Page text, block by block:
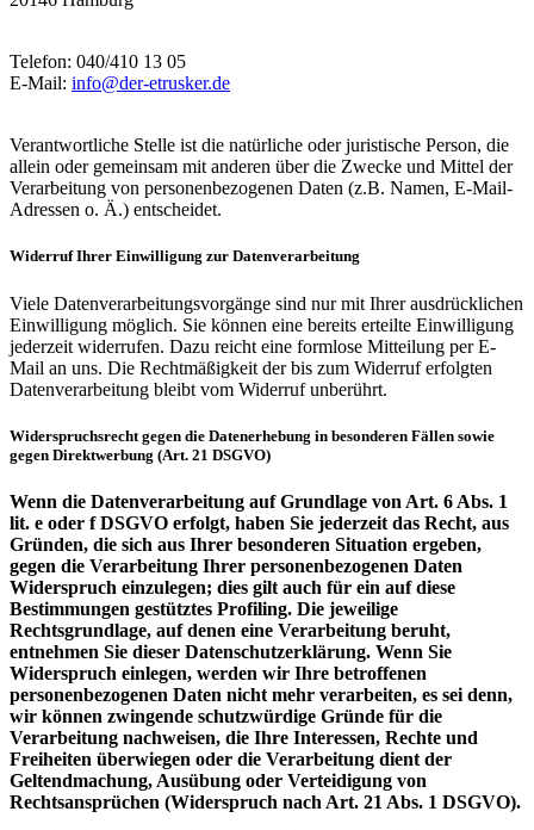
Telefon: 040/410 13 05
E-Mail: info@der-etrusker.de
Verantwortliche Stelle ist die natürliche oder juristische Person, die
allein oder gemeinsam mit anderen über die Zwecke und Mittel der
Verarbeitung von personenbezogenen Daten (z.B. Namen, E-Mail-
Adressen o. Ä.) entscheidet.
Widerruf Ihrer Einwilligung zur Datenverarbeitung
Viele Datenverarbeitungsvorgänge sind nur mit Ihrer ausdrücklichen
Einwilligung möglich. Sie können eine bereits erteilte Einwilligung
jederzeit widerrufen. Dazu reicht eine formlose Mitteilung per E-
Mail an uns. Die Rechtmäßigkeit der bis zum Widerruf erfolgten
Datenverarbeitung bleibt vom Widerruf unberührt.
Widerspruchsrecht gegen die Datenerhebung in besonderen Fällen sowie
gegen Direktwerbung (Art. 21 DSGVO)
Wenn die Datenverarbeitung auf Grundlage von Art. 6 Abs. 1
lit. e oder f DSGVO erfolgt, haben Sie jederzeit das Recht, aus
Gründen, die sich aus Ihrer besonderen Situation ergeben,
gegen die Verarbeitung Ihrer personenbezogenen Daten
Widerspruch einzulegen; dies gilt auch für ein auf diese
Bestimmungen gestütztes Profiling. Die jeweilige
Rechtsgrundlage, auf denen eine Verarbeitung beruht,
entnehmen Sie dieser Datenschutzerklärung. Wenn Sie
Widerspruch einlegen, werden wir Ihre betroffenen
personenbezogenen Daten nicht mehr verarbeiten, es sei denn,
wir können zwingende schutzwürdige Gründe für die
Verarbeitung nachweisen, die Ihre Interessen, Rechte und
Freiheiten überwiegen oder die Verarbeitung dient der
Geltendmachung, Ausübung oder Verteidigung von
Rechtsansprüchen (Widerspruch nach Art. 21 Abs. 1 DSGVO).